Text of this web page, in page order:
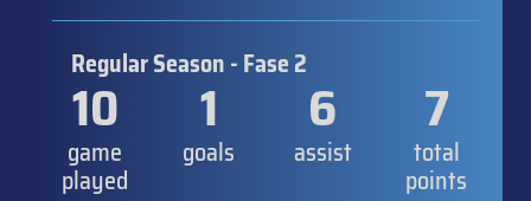
Regular Season - Fase 2
10
game
played
1
goals
6
assist
7
total
points